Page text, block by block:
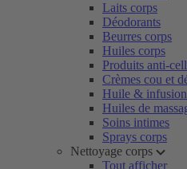
Laits corps
Déodorants
Beurres corps
Huiles corps
Produits anti-
Crèmes cou et
Huile & infusion
Huiles de
Soins intimes
Sprays corps
Nettoyage corps
Tout afficher